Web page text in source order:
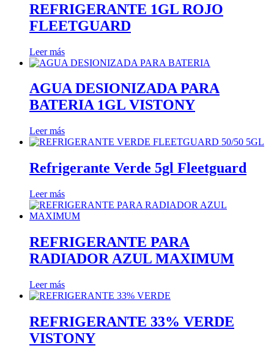
REFRIGERANTE 1GL ROJO
FLEETGUARD
Leer más
AGUA DESIONIZADA PARA
BATERIA 1GL VISTONY
Leer más
Refrigerante Verde 5gl Fleetguard
Leer más
REFRIGERANTE PARA
RADIADOR AZUL MAXIMUM
Leer más
REFRIGERANTE 33% VERDE
VISTONY